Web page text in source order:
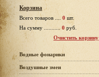
Корзина
Всего товаров .... 0 шт.
На сумму ........... 0 руб.
Очистить корзину
Водные фонарики
Воздушные змеи